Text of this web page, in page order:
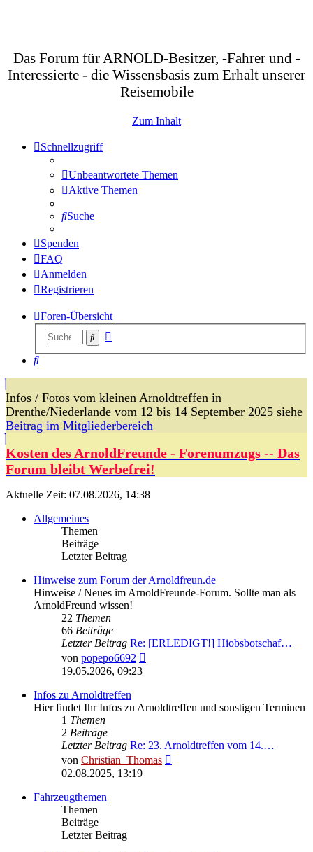
Das Forum für ARNOLD-Besitzer, -Fahrer und -
Interessierte - die Wissensbasis zum Erhalt unserer
Reisemobile
Zum Inhalt
Schnellzugriff
Unbeantwortete Themen
Aktive Themen
Suche
Spenden
FAQ
Anmelden
Registrieren
Foren-Übersicht
Suche
Suche
Infos / Fotos vom kleinen Arnoldtreffen in
Drenthe/Niederlande vom 12 bis 14 September 2025 siehe
Beitrag im Mitgliederbereich
Kosten des ArnoldFreunde - Forenumzugs -- Das
Forum bleibt Werbefrei!
Aktuelle Zeit: 07.08.2026, 14:38
Allgemeines
Themen
Beiträge
Letzter Beitrag
Hinweise zum Forum der Arnoldfreun.de
Hinweise / Neues im ArnoldFreunde-Forum. Sollte man als
ArnoldFreund wissen!
22 Themen
66 Beiträge
Letzter Beitrag Re: [ERLEDIGT!] Hiobsbotschaf…
von popepo6692
19.05.2026, 09:23
Infos zu Arnoldtreffen
Hier findet Ihr Infos zu Arnoldtreffen und sonstigen Terminen
1 Themen
2 Beiträge
Letzter Beitrag Re: 23. Arnoldtreffen vom 14.…
von Christian_Thomas
02.08.2025, 13:19
Fahrzeugthemen
Themen
Beiträge
Letzter Beitrag